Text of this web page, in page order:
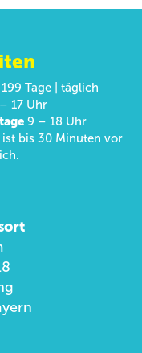
Tage | täglich
17 Uhr
9 – 18 Uhr
bis 30 Minuten vor